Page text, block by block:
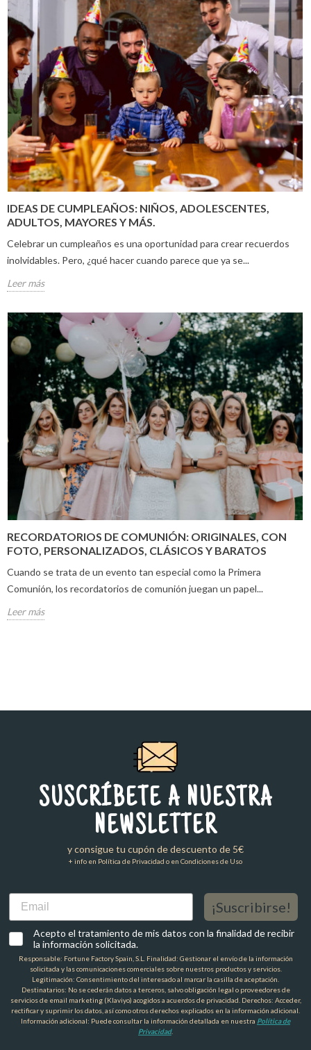
IDEAS DE CUMPLEAÑOS: NIÑOS, ADOLESCENTES,
ADULTOS, MAYORES Y MÁS.
Celebrar un cumpleaños es una oportunidad para crear recuerdos
inolvidables. Pero, ¿qué hacer cuando parece que ya se...
Leer más
RECORDATORIOS DE COMUNIÓN: ORIGINALES, CON
FOTO, PERSONALIZADOS, CLÁSICOS Y BARATOS
Cuando se trata de un evento tan especial como la Primera
Comunión, los recordatorios de comunión juegan un papel...
Leer más
SUSCRÍBETE A NUESTRA
NEWSLETTER
y consigue tu cupón de descuento de 5€
+ info en Política de Privacidad o en Condiciones de Uso
Email
¡Suscribirse!
Acepto el tratamiento de mis datos con la finalidad de recibir
la información solicitada.
Responsable: Fortune Factory Spain, S.L. Finalidad: Gestionar el envío de la información
solicitada y las comunicaciones comerciales sobre nuestros productos y servicios.
Legitimación: Consentimiento del interesado al marcar la casilla de aceptación.
Destinatarios: No se cederán datos a terceros, salvo obligación legal o proveedores de
servicios de email marketing (Klaviyo) acogidos a acuerdos de privacidad. Derechos: Acceder,
rectificar y suprimir los datos, así como otros derechos explicados en la información adicional.
Información adicional: Puede consultar la información detallada en nuestra Política de
Privacidad.